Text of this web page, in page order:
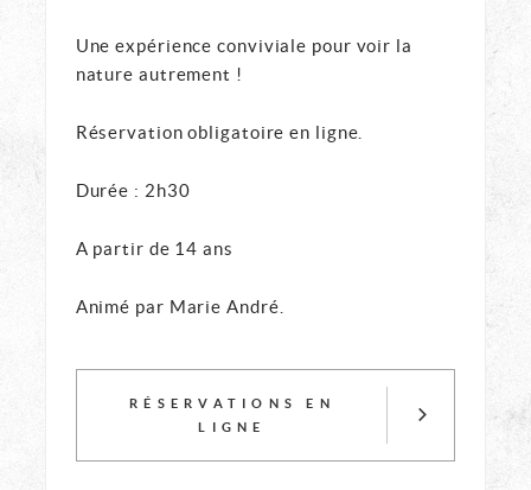
Une expérience conviviale pour voir la
nature autrement !
Réservation obligatoire en ligne.
Durée : 2h30
A partir de 14 ans
Animé par Marie André.
RÉSERVATIONS EN
LIGNE